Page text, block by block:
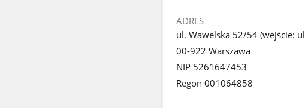
ADRES
ul. Wawelska 52/54 (wejście:
00-922 Warszawa
NIP 5261647453
Regon 001064858